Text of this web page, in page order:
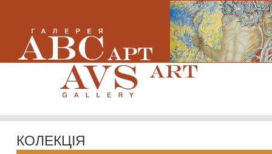
КОЛЕКЦІЯ